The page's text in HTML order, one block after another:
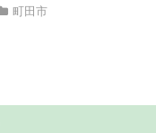
町田市